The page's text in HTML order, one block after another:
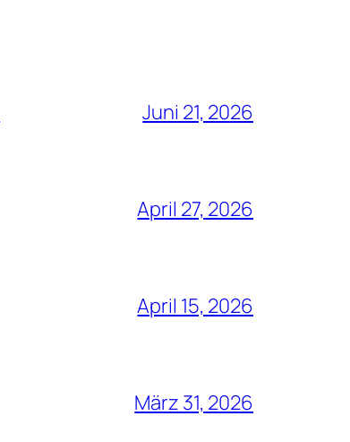
Juni 21, 2026
April 27, 2026
April 15, 2026
März 31, 2026